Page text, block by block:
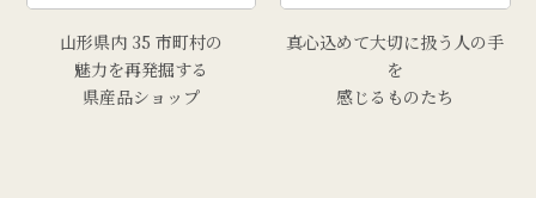
山形県内 35 市町村の
魅力を再発掘する
県産品ショップ
真心込めて大切に扱う人の手
を
感じるものたち